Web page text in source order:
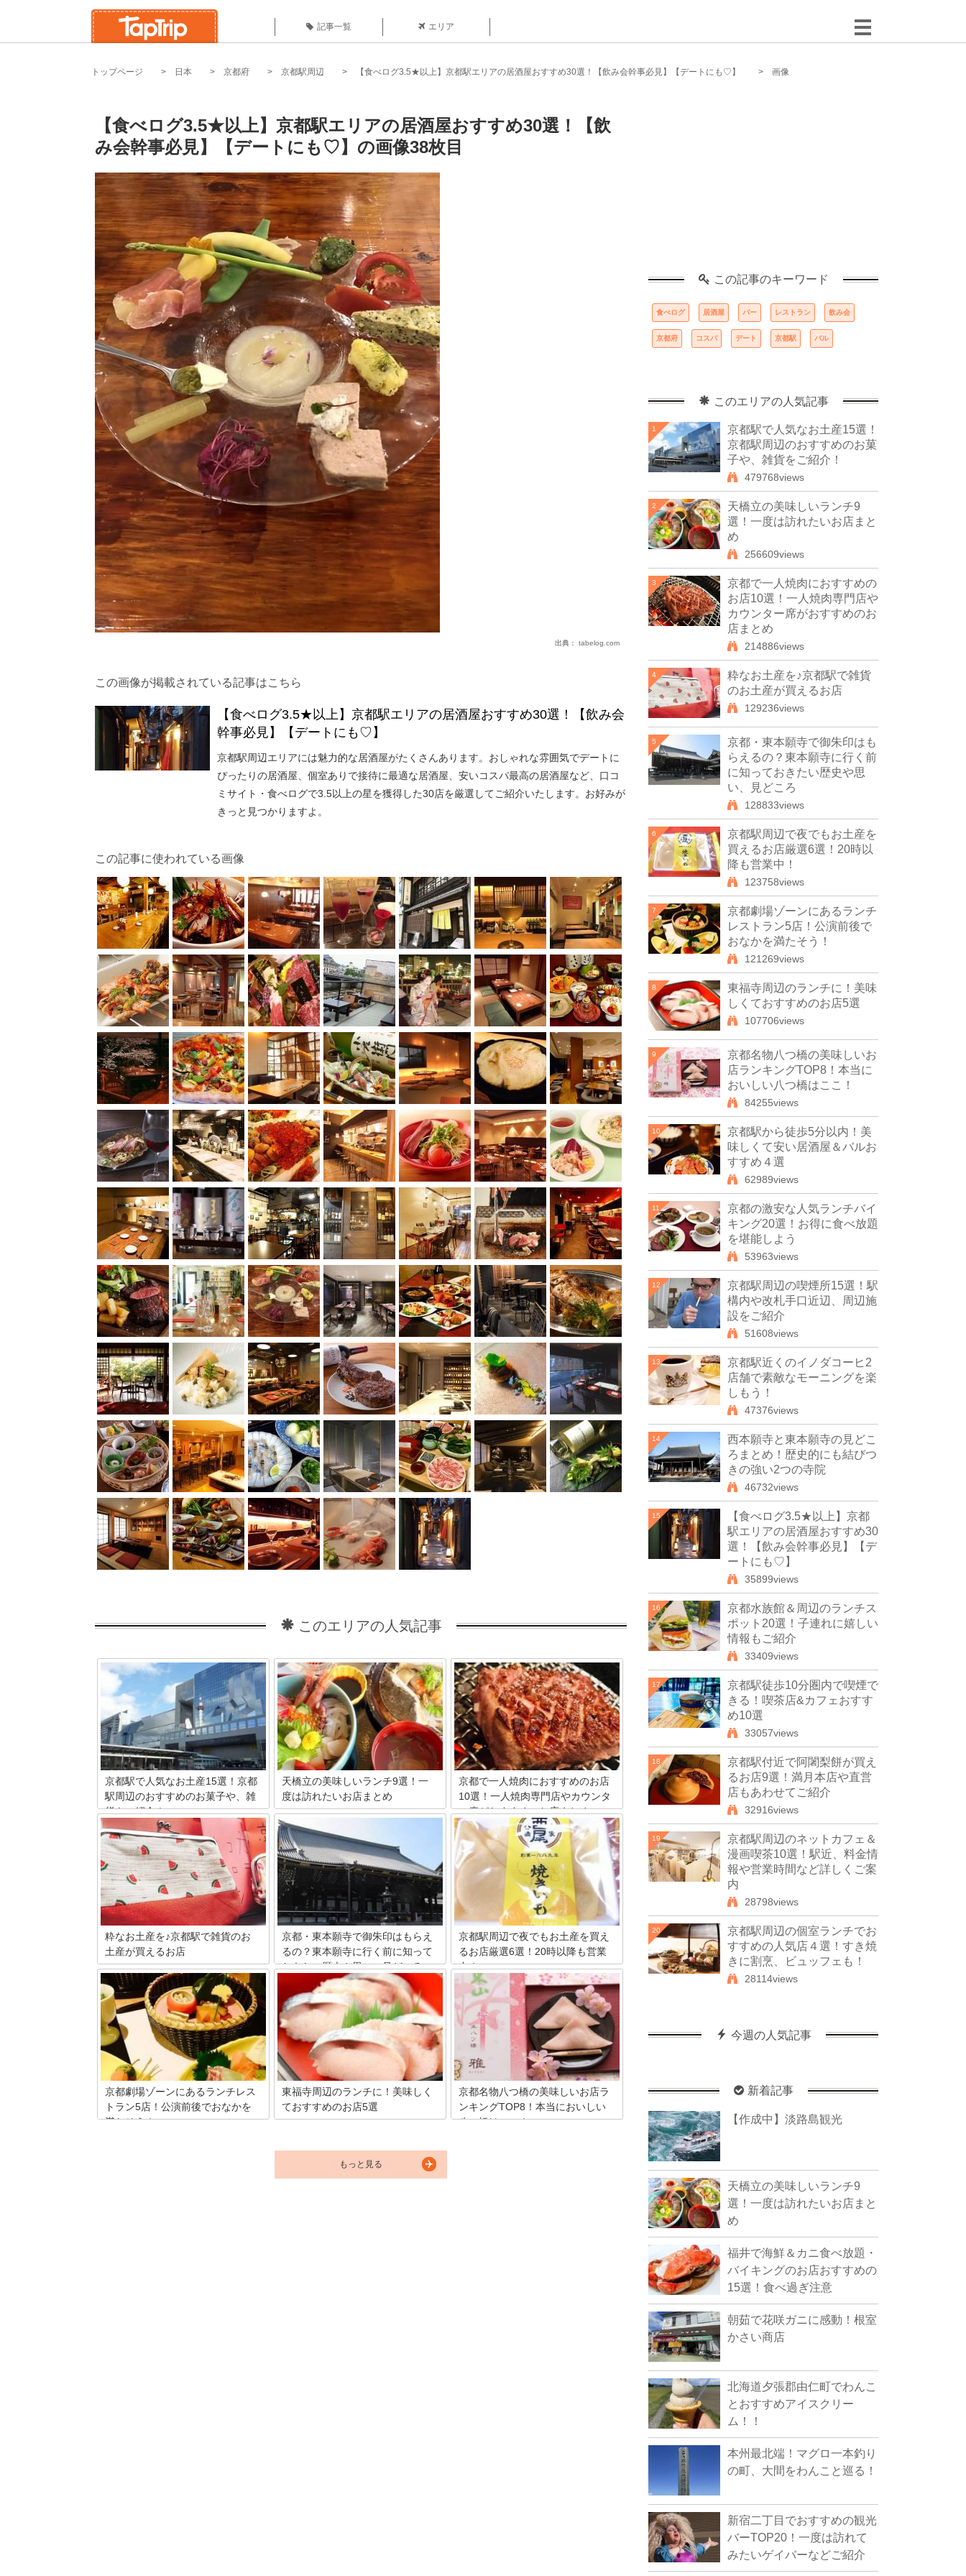
記事一覧 エリア
トップページ 日本 京都府 京都駅周辺 【食べログ3.5★以上】京都駅エリアの居酒屋おすすめ30選！【飲み会幹事必見】【デートにも♡】 画像
【食べログ3.5★以上】京都駅エリアの居酒屋おすすめ30選！【飲
み会幹事必見】【デートにも♡】の画像38枚目
出典： tabelog.com
この画像が掲載されている記事はこちら
【食べログ3.5★以上】京都駅エリアの居酒屋おすすめ30選！【飲み会
幹事必見】【デートにも♡】
京都駅周辺エリアには魅力的な居酒屋がたくさんあります。おしゃれな雰囲気でデートに
ぴったりの居酒屋、個室ありで接待に最適な居酒屋、安いコスパ最高の居酒屋など、口コ
ミサイト・食べログで3.5以上の星を獲得した30店を厳選してご紹介いたします。お好みが
きっと見つかりますよ。
この記事に使われている画像
このエリアの人気記事
京都駅で人気なお土産15選！京都
駅周辺のおすすめのお菓子や、雑
貨をご紹介！
京都駅、または駅直結のビルで購入でき
るお土産を集めてみました。さっと買え
て、しかも喜ばれる素敵なものばかりで
すよ！乗り継ぎで忙しい旅行やスケジュ
ールに追われる出張などでお土産は買い
たいけれど京都の街をゆっくり回ってい
る時間はなくて問題なしですね。
天橋立の美味しいランチ9選！一
度は訪れたいお店まとめ
日本三景の一つに数えられる天橋立。観
光スポットとして有名な京都の中でも、
美しい景観が人気です。そんな人気観光
名所の周辺には美味しいランチを味わえ
るお店がたくさん！そこで今回は、天橋
立周辺でおすすめの美味しいランチを楽
しめるお店を厳選してご紹介します。
京都で一人焼肉におすすめのお店
10選！一人焼肉専門店やカウンタ
ー席がおすすめのお店まとめ
日本有数の観光スポットの京都には、美
味しいグルメがたくさん！もちろん、リ
ーズナブルな価格で焼肉を楽しめるお
店、厳選された黒毛和牛を味わえるお
店、一人焼肉に特化した専門店など、
様々なスタイルのお店で一人焼肉を楽し
めます。ここでは、京都を訪れたら必ず
立ち寄りたい一人焼肉におすすめのお店
をご紹介します。
粋なお土産を♪京都駅で雑貨のお
土産が買えるお店
京都のお土産といえば、和菓子やお漬物
などがパッと思い浮かびます。でも、京
都は可愛い和雑貨が豊富ですから、雑貨
をお土産にするのもおすすめ！そこで、
京都駅周辺でお土産にしたい雑貨が買え
るお店をご紹介します。
京都・東本願寺で御朱印はもらえ
るの？東本願寺に行く前に知って
おきたい歴史や思い、見どころ
近年、お寺や神社に参拝した証しとして
御朱印を集めている方が多いですよね。
しかし京都を代表するお寺、東本願寺で
は御朱印をもらうことはできません。そ
こで東本願寺に行く前に知っておきたい
歴史や思い、見どころをご紹介します。
京都駅周辺で夜でもお土産を買え
るお店厳選6選！20時以降も営業
中！
四季折々の景色が美しい京都は国内外問
わず観光客に人気の日本を代表すべき観
光地です。しかし、意外にも駅周辺のお
土産屋さんは20時には大抵閉店してしま
います。今回はそんな方の為に京都駅周
辺で20時以降も営業しているお土産屋さ
んを厳選紹介します。
京都劇場ゾーンにあるランチレス
トラン5店！公演前後でおなかを
満たそう！
東福寺周辺のランチに！美味しく
ておすすめのお店5選
いいですが、せっかくなら地元で親しま
れているお店に入ってみてほしいもので
す。そこで今回は、東福寺周辺にある美
京都名物八つ橋の美味しいお店ラ
ンキングTOP8！本当においしい
八つ橋はここ！
もっと見る
この記事のキーワード
食べログ 居酒屋 バー レストラン 飲み会
京都府 コスパ デート 京都駅 バル
このエリアの人気記事
1
京都駅で人気なお土産15選！
京都駅周辺のおすすめのお菓
子や、雑貨をご紹介！
479768views
2
天橋立の美味しいランチ9
選！一度は訪れたいお店まと
め
256609views
3
京都で一人焼肉におすすめの
お店10選！一人焼肉専門店や
カウンター席がおすすめのお
店まとめ
214886views
4
粋なお土産を♪京都駅で雑貨
のお土産が買えるお店
129236views
5
京都・東本願寺で御朱印はも
らえるの？東本願寺に行く前
に知っておきたい歴史や思
い、見どころ
128833views
6
京都駅周辺で夜でもお土産を
買えるお店厳選6選！20時以
降も営業中！
123758views
7
京都劇場ゾーンにあるランチ
レストラン5店！公演前後で
おなかを満たそう！
121269views
8
東福寺周辺のランチに！美味
しくておすすめのお店5選
107706views
9
京都名物八つ橋の美味しいお
店ランキングTOP8！本当に
おいしい八つ橋はここ！
84255views
10
京都駅から徒歩5分以内！美
味しくて安い居酒屋＆バルお
すすめ４選
62989views
11
京都の激安な人気ランチバイ
キング20選！お得に食べ放題
を堪能しよう
53963views
12
京都駅周辺の喫煙所15選！駅
構内や改札手口近辺、周辺施
設をご紹介
51608views
13
京都駅近くのイノダコーヒ2
店舗で素敵なモーニングを楽
しもう！
47376views
14
西本願寺と東本願寺の見どこ
ろまとめ！歴史的にも結びつ
きの強い2つの寺院
46732views
15
【食べログ3.5★以上】京都
駅エリアの居酒屋おすすめ30
選！【飲み会幹事必見】【デ
ートにも♡】
35899views
16
京都水族館＆周辺のランチス
ポット20選！子連れに嬉しい
情報もご紹介
33409views
17
京都駅徒歩10分圏内で喫煙で
きる！喫茶店&カフェおすす
め10選
33057views
18
京都駅付近で阿闍梨餅が買え
るお店9選！満月本店や直営
店もあわせてご紹介
32916views
19
京都駅周辺のネットカフェ＆
漫画喫茶10選！駅近、料金情
報や営業時間など詳しくご案
内
28798views
20
京都駅周辺の個室ランチでお
すすめの人気店４選！すき焼
きに割烹、ビュッフェも！
28114views
今週の人気記事
新着記事
【作成中】淡路島観光
天橋立の美味しいランチ9
選！一度は訪れたいお店まと
め
福井で海鮮＆カニ食べ放題・
バイキングのお店おすすめの
15選！食べ過ぎ注意
朝茹で花咲ガニに感動！根室
かさい商店
北海道夕張郡由仁町でわんこ
とおすすめアイスクリー
ム！！
本州最北端！マグロ一本釣り
の町、大間をわんこと巡る！
新宿二丁目でおすすめの観光
バーTOP20！一度は訪れて
みたいゲイバーなどご紹介